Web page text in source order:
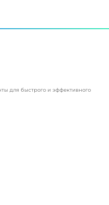
для быстрого и эффективного